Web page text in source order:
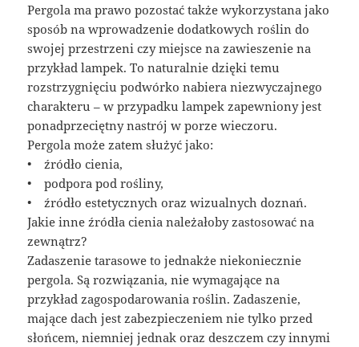
Pergola ma prawo pozostać także wykorzystana jako
sposób na wprowadzenie dodatkowych roślin do
swojej przestrzeni czy miejsce na zawieszenie na
przykład lampek. To naturalnie dzięki temu
rozstrzygnięciu podwórko nabiera niezwyczajnego
charakteru – w przypadku lampek zapewniony jest
ponadprzeciętny nastrój w porze wieczoru.
Pergola może zatem służyć jako:
• źródło cienia,
• podpora pod rośliny,
• źródło estetycznych oraz wizualnych doznań.
Jakie inne źródła cienia należałoby zastosować na
zewnątrz?
Zadaszenie tarasowe to jednakże niekoniecznie
pergola. Są rozwiązania, nie wymagające na
przykład zagospodarowania roślin. Zadaszenie,
mające dach jest zabezpieczeniem nie tylko przed
słońcem, niemniej jednak oraz deszczem czy innymi